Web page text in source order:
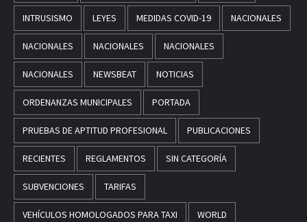
INTRUSISMO LEYES MEDIDAS COVID-19 NACIONALES
NACIONALES NACIONALES NACIONALES
NACIONALES NEWSBEAT NOTICIAS
ORDENANZAS MUNICIPALES PORTADA
PRUEBAS DE APTITUD PROFESIONAL PUBLICACIONES
RECIENTES REGLAMENTOS SIN CATEGORÍA
SUBVENCIONES TARIFAS
VEHÍCULOS HOMOLOGADOS PARA TAXI WORLD